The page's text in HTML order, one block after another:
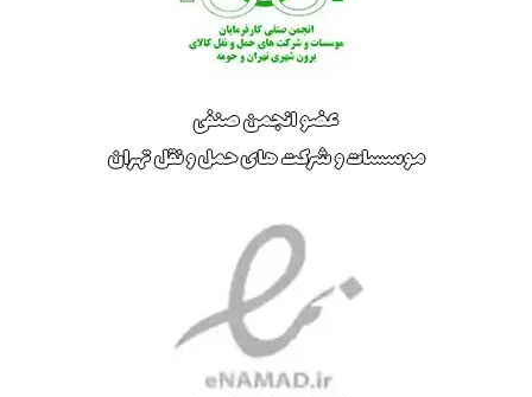
عضو انجمن صنفی
موسسات و شرکت های حمل و نقل تهران